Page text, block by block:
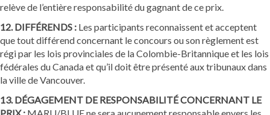
relève de l’entière responsabilité du gagnant de ce prix.
12. DIFFÉRENDS : Les participants reconnaissent et acceptent
que tout différend concernant le concours ou son règlement est
régi par les lois provinciales de la Colombie-Britannique et les lois
fédérales du Canada et qu’il doit être présenté aux tribunaux dans
la ville de Vancouver.
13. DÉGAGEMENT DE RESPONSABILITÉ CONCERNANT LE